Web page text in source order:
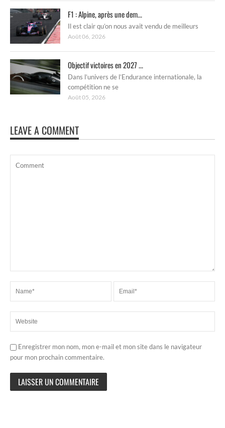
F1 : Alpine, après une dem...
Il est clair qu’on nous avait vendu de meilleurs
Août 06, 2026
Objectif victoires en 2027 ...
Dans l’univers de l’Endurance internationale, la
compétition ne se
Août 05, 2026
LEAVE A COMMENT
Enregistrer mon nom, mon e-mail et mon site dans le navigateur
pour mon prochain commentaire.